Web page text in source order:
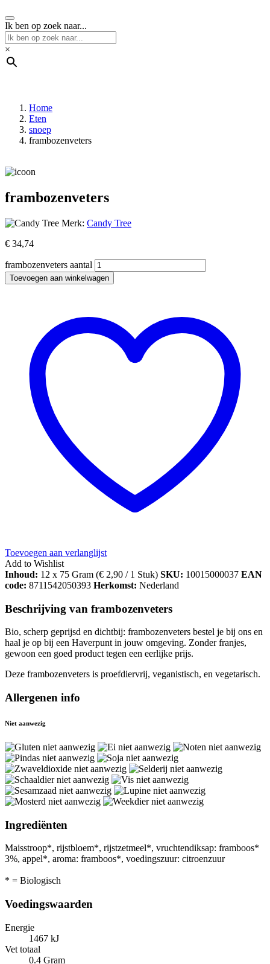
Ik ben op zoek naar...
×
Home
Eten
snoep
frambozenveters
frambozenveters
Merk: Candy Tree
€ 34,74
frambozenveters aantal
Toevoegen aan winkelwagen
Toevoegen aan verlanglijst
Add to Wishlist
Inhoud: 12 x 75 Gram (€ 2,90 / 1 Stuk) SKU: 10015000037 EAN
code: 8711542050393 Herkomst: Nederland
Beschrijving van frambozenveters
Bio, scherp geprijsd en dichtbij: frambozenveters bestel je bij ons en
haal je op bij een Haverpunt in jouw omgeving. Zonder franjes,
gewoon een goed product tegen een eerlijke prijs.
Deze frambozenveters is proefdiervrij, veganistisch, en vegetarisch.
Allergenen info
Niet aanwezig
Ingrediënten
Maisstroop*, rijstbloem*, rijstzetmeel*, vruchtendiksap: framboos*
3%, appel*, aroma: framboos*, voedingszuur: citroenzuur
* = Biologisch
Voedingswaarden
Energie
1467 kJ
Vet totaal
0.4 Gram